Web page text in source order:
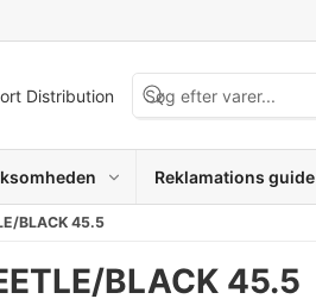
Distribution
Reklamations guide
BLACK 45.5
BLACK 45.5